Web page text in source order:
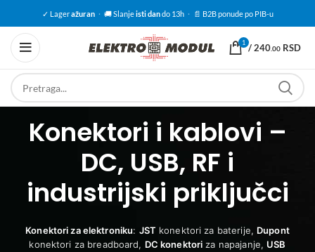
✓ Lageražuran · 🚚 Slanjeisti dando 13h · 📄 B2B ponude po PIB-u
1 /240.00 RSD
Konektori i kablovi –
DC, USB, RF i
industrijski priključci
Konektori za elektroniku: JST konektori za baterije, Dupont
konektori za breadboard, DC konektori za napajanje, USB